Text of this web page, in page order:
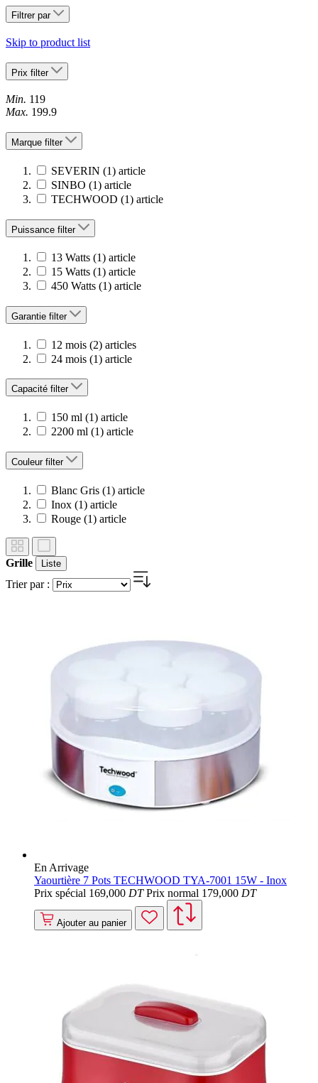
Filtrer par
Skip to product list
Prix filter
Min. 119
Max. 199.9
Marque filter
SEVERIN (1) article
SINBO (1) article
TECHWOOD (1) article
Puissance filter
13 Watts (1) article
15 Watts (1) article
450 Watts (1) article
Garantie filter
12 mois (2) articles
24 mois (1) article
Capacité filter
150 ml (1) article
2200 ml (1) article
Couleur filter
Blanc Gris (1) article
Inox (1) article
Rouge (1) article
Grille Liste
Trier par :
En Arrivage
Yaourtière 7 Pots TECHWOOD TYA-7001 15W - Inox
Prix spécial 169,000 DT Prix normal 179,000 DT
Ajouter au panier